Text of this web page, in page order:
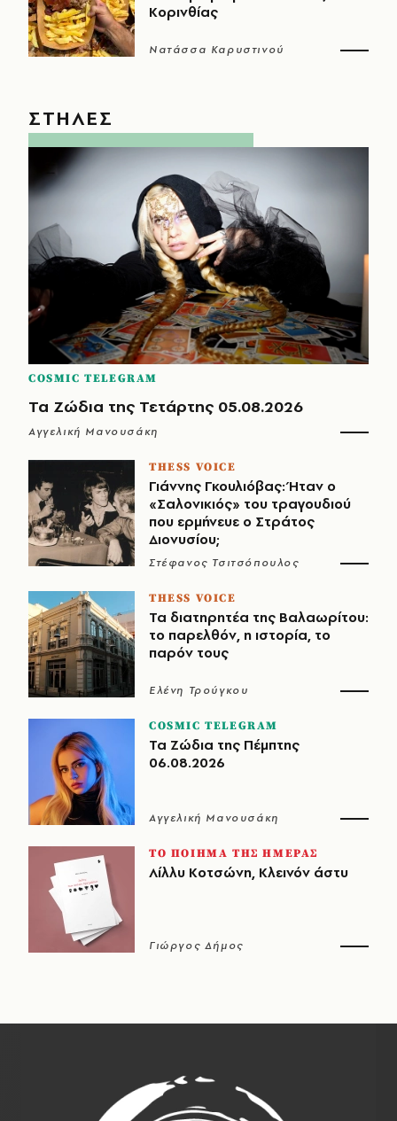
Κορινθίας
Νατάσσα Καρυστινού
ΣΤΗΛΕΣ
COSMIC TELEGRAM
Τα Ζώδια της Τετάρτης 05.08.2026
Αγγελική Μανουσάκη
THESS VOICE
Γιάννης Γκουλιόβας: Ήταν ο
«Σαλονικιός» του τραγουδιού
που ερμήνευε ο Στράτος
Διονυσίου;
Στέφανος Τσιτσόπουλος
THESS VOICE
Τα διατηρητέα της Βαλαωρίτου:
το παρελθόν, η ιστορία, το
παρόν τους
Ελένη Τρούγκου
COSMIC TELEGRAM
Τα Ζώδια της Πέμπτης
06.08.2026
Αγγελική Μανουσάκη
ΤΟ ΠΟΙΗΜΑ ΤΗΣ ΗΜΕΡΑΣ
Λίλλυ Κοτσώνη, Κλεινόν άστυ
Γιώργος Δήμος